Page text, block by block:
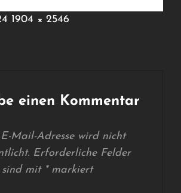
1904 × 2546
einen Kommentar
Mail-Adresse wird nicht
Erforderliche Felder
sind mit *markiert